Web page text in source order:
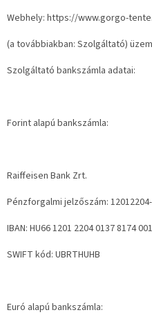
Webhely: https://www.gorgo-
(a továbbiakban: Szolgáltató)
Szolgáltató bankszámla adatai:
Forint alapú bankszámla:
Raiffeisen Bank Zrt.
Pénzforgalmi jelzőszám:
IBAN: HU66 1201 2204 0137 8174
SWIFT kód: UBRTHUHB
Euró alapú bankszámla: